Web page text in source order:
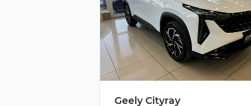
Geely Cityray